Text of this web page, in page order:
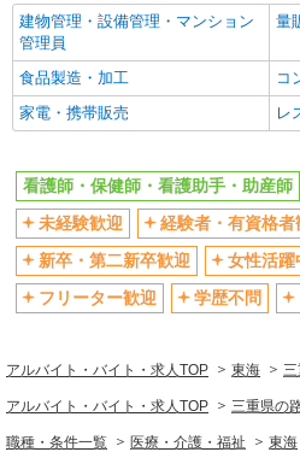
建物管理・設備管理・マンション
管理員
量
食品製造・加工
コ
家電・携帯販売
レ
看護師・保健師・看護助手・助産師
未経験歓迎
経験者・有資格者
新卒・第二新卒歓迎
女性活躍
フリーター歓迎
学歴不問
アルバイト・バイト・求人TOP 東海
アルバイト・バイト・求人TOP 三重県の
職種・条件一覧 医療・介護・福祉 東海